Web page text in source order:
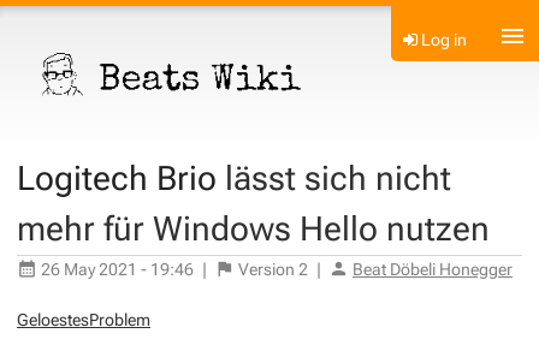
Log in
Logitech Brio lässt sich nicht
mehr für Windows Hello nutzen
26 May 2021 - 19:46 | Version 2 | Beat Döbeli Honegger
GeloestesProblem